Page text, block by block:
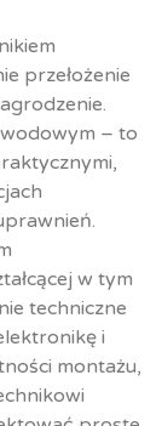
przełożenie
– to
w tym
techniczne
i
montażu,